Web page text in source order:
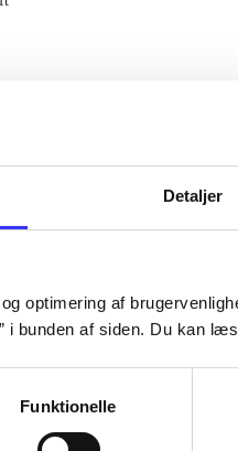
Detaljer
optimering af
bunden af siden. Du kan
Funktionelle